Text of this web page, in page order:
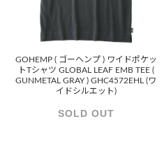
GOHEMP ( ゴーヘンプ ) ワイドポケッ
トTシャツ GLOBAL LEAF EMB TEE (
GUNMETAL GRAY ) GHC4572EHL (ワ
イドシルエット)
SOLD OUT